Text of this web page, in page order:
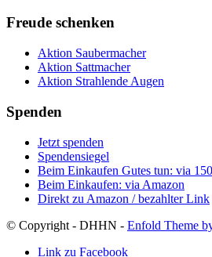
Freude schenken
Aktion Saubermacher
Aktion Sattmacher
Aktion Strahlende Augen
Spenden
Jetzt spenden
Spendensiegel
Beim Einkaufen Gutes tun: via
Beim Einkaufen: via Amazon
Direkt zu Amazon / bezahlter Link
© Copyright - DHHN - Enfold Theme
Link zu Facebook